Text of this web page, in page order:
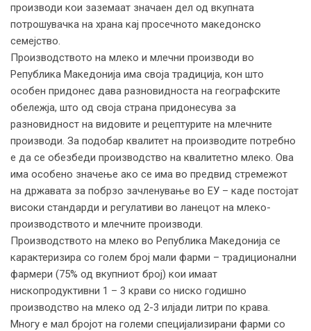
производи кои заземаат значаен дел од вкупната
потрошувачка на храна кај просечното македонско
семејство.
Производството на млеко и млечни производи во
Република Македонија има своја традиција, кон што
особен придонес дава разновидноста на географските
обележја, што од своја страна придонесува за
разновидност на видовите и рецептурите на млечните
производи. За подобар квалитет на производите потребно
е да се обезбеди производство на квалитетно млеко. Ова
има особено значење ако се има во предвид стремежот
на државата за побрзо зачленување во ЕУ – каде постојат
високи стандарди и регулативи во ланецот на млеко-
производството и млечните производи.
Производството на млеко во Република Македонија се
карактеризира со голем број мали фарми – традиционални
фармери (75% од вкупниот број) кои имаат
нископродуктивни 1 – 3 крави со ниско годишно
производство на млеко од 2-3 илјади литри по крава.
Многу е мал бројот на големи специјализирани фарми со